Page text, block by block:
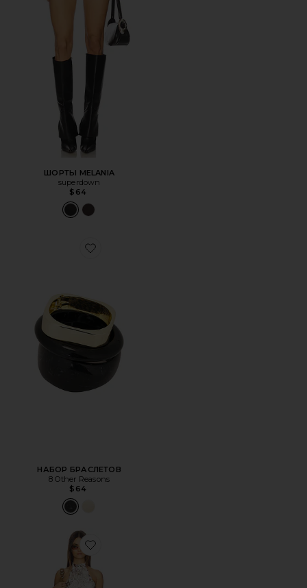
ШОРТЫ MELANIA
superdown
$64
Favorite НАБОР БРАСЛЕТОВ
НАБОР БРАСЛЕТОВ
8 Other Reasons
$64
Favorite НАБОР С ЮБКОЙ DELIANA